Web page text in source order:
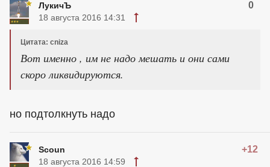
ЛукичЪ 0
18 августа 2016 14:31
Цитата: cniza
Вот именно , им не надо мешать и они сами
скоро ликвидируются.
но подтолкнуть надо
Scoun +12
18 августа 2016 14:59